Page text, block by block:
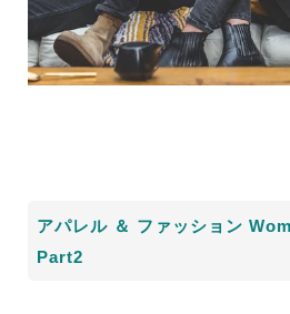
アパレル ＆ ファッション
Part2